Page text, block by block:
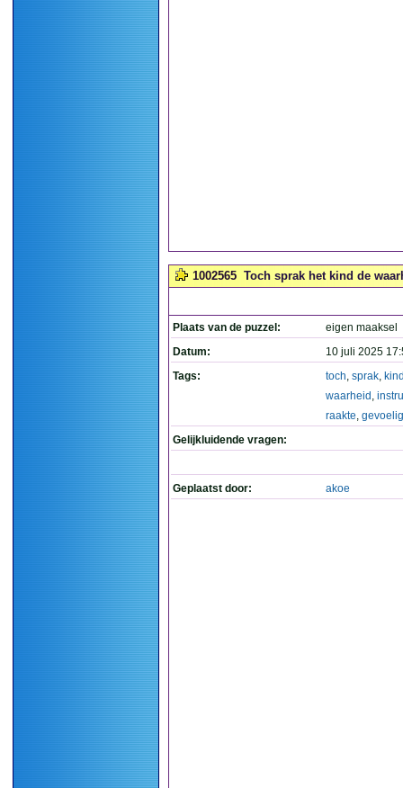
1002565 Toch sprak het kind de
Plaats van de puzzel:
eigen maaksel
Datum:
10 juli 2025
Tags:
toch, sprak,
waarheid ,
raakte,
Gelijkluidende vragen:
Geplaatst door: akoe